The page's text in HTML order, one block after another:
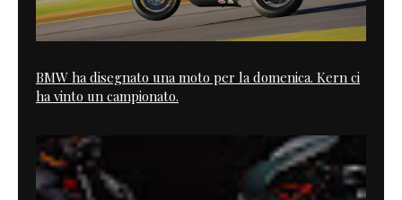
BMW ha disegnato una moto per la domenica. Kern ci
ha vinto un campionato.